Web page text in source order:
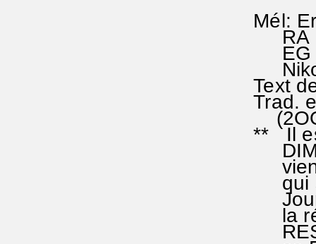
Mél:
RA
EG
Text
Trad.
** Il
vient
qui
Jour
la